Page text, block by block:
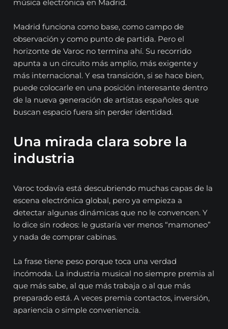
música electrónica en Madrid.
Madrid funciona como base, como campo de
observación y como punto de partida. Pero el
horizonte de Varoc no termina ahí. Su recorrido
apunta a un circuito más amplio, más exigente y
más internacional. Y esa transición, si se hace bien,
puede colocarle en una posición interesante dentro
de la nueva generación de artistas españoles que
buscan espacio fuera sin perder identidad.
Una mirada clara sobre la
industria
Varoc todavía está descubriendo muchas capas de la
escena electrónica global, pero ya empieza a
detectar algunas dinámicas que no le convencen. Y
lo dice sin rodeos: le gustaría ver menos “mamoneo”
y nada de comprar cabinas.
La frase tiene peso porque toca una verdad
incómoda. La industria musical no siempre premia al
que más sabe, al que más trabaja o al que más
preparado está. A veces premia contactos, inversión,
apariencia o simple conveniencia.